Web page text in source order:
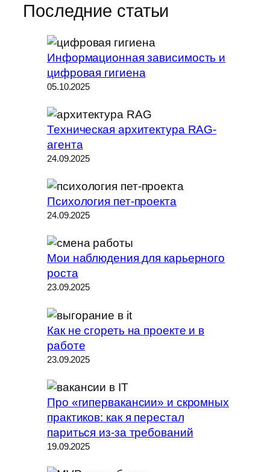
Последние статьи
Информационная зависимость и
цифровая гигиена
05.10.2025
Техническая архитектура RAG-
агента
24.09.2025
Психология пет-проекта
24.09.2025
Мои наблюдения для карьерного
роста
23.09.2025
Как не сгореть на проекте и в
работе
23.09.2025
Про «гипервакансии» и скромных
практиков: как я перестал
париться из-за требований
19.09.2025